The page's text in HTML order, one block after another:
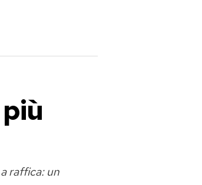
raffica: un